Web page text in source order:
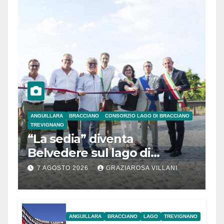
ANGUILLARA BRACCIANO
CONSORZIO LAGO DI BRACCIANO
TREVIGNANO
“La sedia” diventa
Belvedere sul lago di
Bracciano: ieri
l’inaugurazione
7 AGOSTO 2026 GRAZIAROSA VILLANI
ANGUILLARA BRACCIANO LAGO TREVIGNANO